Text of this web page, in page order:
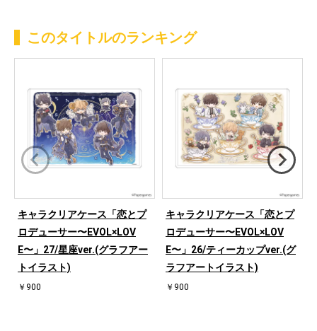
このタイトルのランキング
キャラクリアケース「恋とプ
ロデューサー〜EVOL×LOV
E〜」27/星座ver.(グラフアー
トイラスト)
￥900
キャラクリアケース「恋とプ
ロデューサー〜EVOL×LOV
E〜」26/ティーカップver.(グ
ラフアートイラスト)
￥900